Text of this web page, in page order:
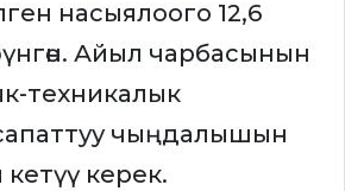
насыялоого 12,6
Айыл чарбасынын
техникалык
чыңдалышын
керек.